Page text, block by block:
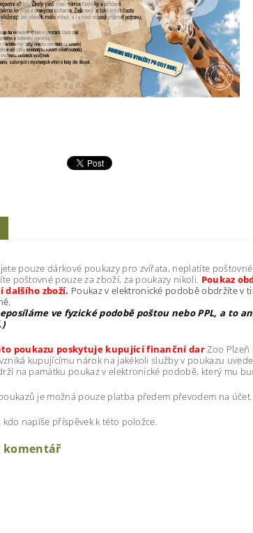
pouze dárkové poukazy pro zvířata, neplatíte
poštovné pouze za zboží, za poukazy nikoli. Poukaz
dalšího zboží. Poukaz v elektronické podobě obdržíte v
ve fyzické podobě poštou nebo PPL, a to
poukazu poskytuje kupující finanční darZoo Plzeň
kupujícímu nárok na jakékoli služby v poukazu
na památku poukaz v elektronické podobě, který mu
je možná pouze platba předem převodem na účet.
napíše příspěvek k této položce.
komentář